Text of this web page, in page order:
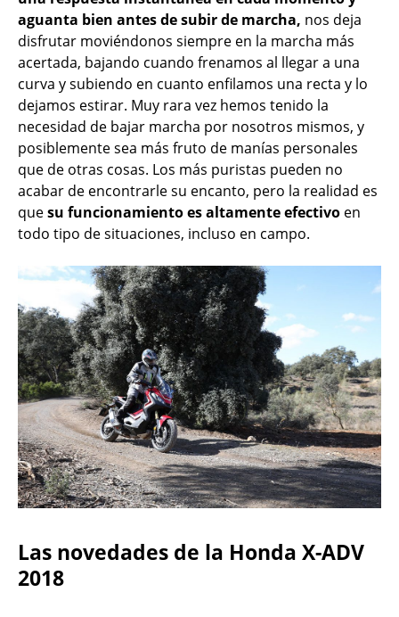
aguanta bien antes de subir de marcha, nos deja
disfrutar moviéndonos siempre en la marcha más
acertada, bajando cuando frenamos al llegar a una
curva y subiendo en cuanto enfilamos una recta y lo
dejamos estirar. Muy rara vez hemos tenido la
necesidad de bajar marcha por nosotros mismos, y
posiblemente sea más fruto de manías personales
que de otras cosas. Los más puristas pueden no
acabar de encontrarle su encanto, pero la realidad es
quesu funcionamiento es altamente efectivo en
todo tipo de situaciones, incluso en campo.
Las novedades de la Honda X-ADV
2018